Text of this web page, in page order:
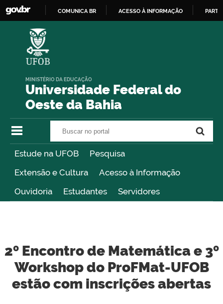
COMUNICA BR ACESSO À INFORMAÇÃO
Universidade Federal do
Oeste da Bahia
MINISTÉRIO DA EDUCAÇÃO
Estude na UFOB
Pesquisa
Extensão e Cultura
Acesso à Informação
Ouvidoria
Estudantes Servidores
2º Encontro de Matemática e 3º
Workshop do ProFMat-UFOB
estão com inscrições abertas